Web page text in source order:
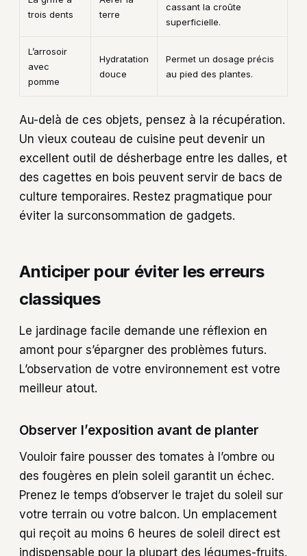
trois dents
terre
cassant la croûte
superficielle.
L’arrosoir
avec
pomme
Hydratation
douce
Permet un dosage précis
au pied des plantes.
Au-delà de ces objets, pensez à la récupération.
Un vieux couteau de cuisine peut devenir un
excellent outil de désherbage entre les dalles, et
des cagettes en bois peuvent servir de bacs de
culture temporaires. Restez pragmatique pour
éviter la surconsommation de gadgets.
Anticiper pour éviter les erreurs
classiques
Le jardinage facile demande une réflexion en
amont pour s’épargner des problèmes futurs.
L’observation de votre environnement est votre
meilleur atout.
Observer l’exposition avant de planter
Vouloir faire pousser des tomates à l’ombre ou
des fougères en plein soleil garantit un échec.
Prenez le temps d’observer le trajet du soleil sur
votre terrain ou votre balcon. Un emplacement
qui reçoit au moins 6 heures de soleil direct est
indispensable pour la plupart des légumes-fruits.